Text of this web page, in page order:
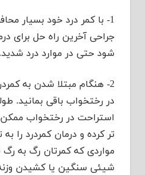
1- با کمر درد خود بسیار محافظه
جراحی آخرین راه حل برای درمان
شود حتی در موارد درد شدید.
2- هنگام مبتلا شدن به کمردرد .
در رختخواب باقی بمانید. طولانی
استراحت در رختخواب ممکن است
تر کرده و درمان کمردرد را به تاخیر
مواردی که کمرتان رگ به رگ شده یا
شیئی سنگین یا کشیدن وزنه ای